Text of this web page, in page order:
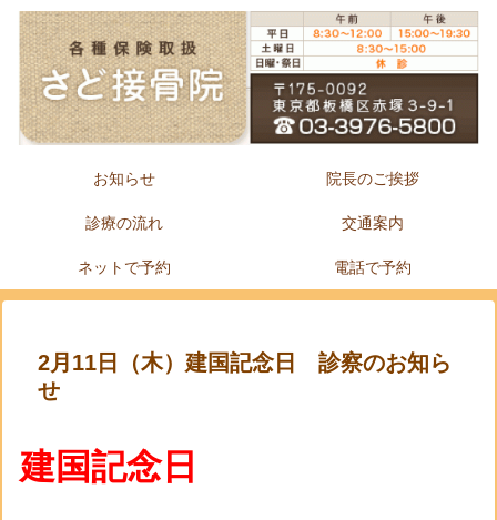
お知らせ 院長のご挨拶
診療の流れ 交通案内
ネットで予約 電話で予約
2月11日（木）建国記念日 診察のお知ら
せ
建国記念日